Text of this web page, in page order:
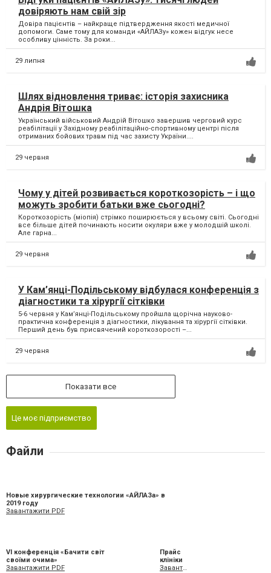
довіряють нам свій зір
Довіра пацієнтів – найкраще підтвердження якості медичної
допомоги. Саме тому для команди «АЙЛАЗу» кожен відгук несе
особливу цінність. За роки...
29 липня
Шлях відновлення триває: історія захисника
Андрія Вітошка
Український військовий Андрій Вітошко завершив черговий курс
реабілітації у Західному реабілітаційно-спортивному центрі після
отриманих бойових травм під час захисту України....
29 червня
Чому у дітей розвивається короткозорість – і що
можуть зробити батьки вже сьогодні?
Короткозорість (міопія) стрімко поширюється у всьому світі. Сьогодні
все більше дітей починають носити окуляри вже у молодшій школі.
Але гарна...
29 червня
У Кам’янці-Подільському відбулася конференція з
діагностики та хірургії сітківки
5-6 червня у Кам’янці-Подільському пройшла щорічна науково-
практична конференція з діагностики, лікування та хірургії сітківки.
Перший день був присвячений короткозорості –...
29 червня
Показати все
Це моє підприємство
Файли
Новые хирургические технологии «АЙЛАЗа» в
2019 году
Завантажити PDF
VI конференція «Бачити світ
своїми очима»
Завантажити PDF
Прайс
клініки
Завантажити XLS